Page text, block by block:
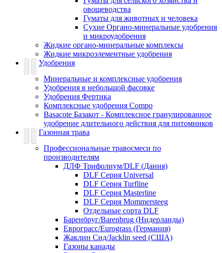
овощеводства
Гуматы для животных и человека
Сухие Органо-минеральные удобрения
и микроудобрения
Жидкие органо-минеральные комплексы
Жидкие микроэлементные удобрения
Удобрения
Минеральные и комплексные удобрения
Удобрения в небольшой фасовке
Удобрения Фертика
Комплексные удобрения Compo
Basacote Базакот - Комплексное гранулированное
удобрение длительного действия для питомников
Газонная трава
Профессиональные травосмеси по
производителям
ДЛФ Трифолиум/DLF (Дания)
DLF Серия Universal
DLF Серия Turfline
DLF Серия Masterline
DLF Серия Mommersteeg
Отдельные сорта DLF
Баренбруг/Barenbrug (Нидерланды)
Еврограсс/Eurograss (Германия)
Жаклин Сид/Jacklin seed (США)
Газоны канады